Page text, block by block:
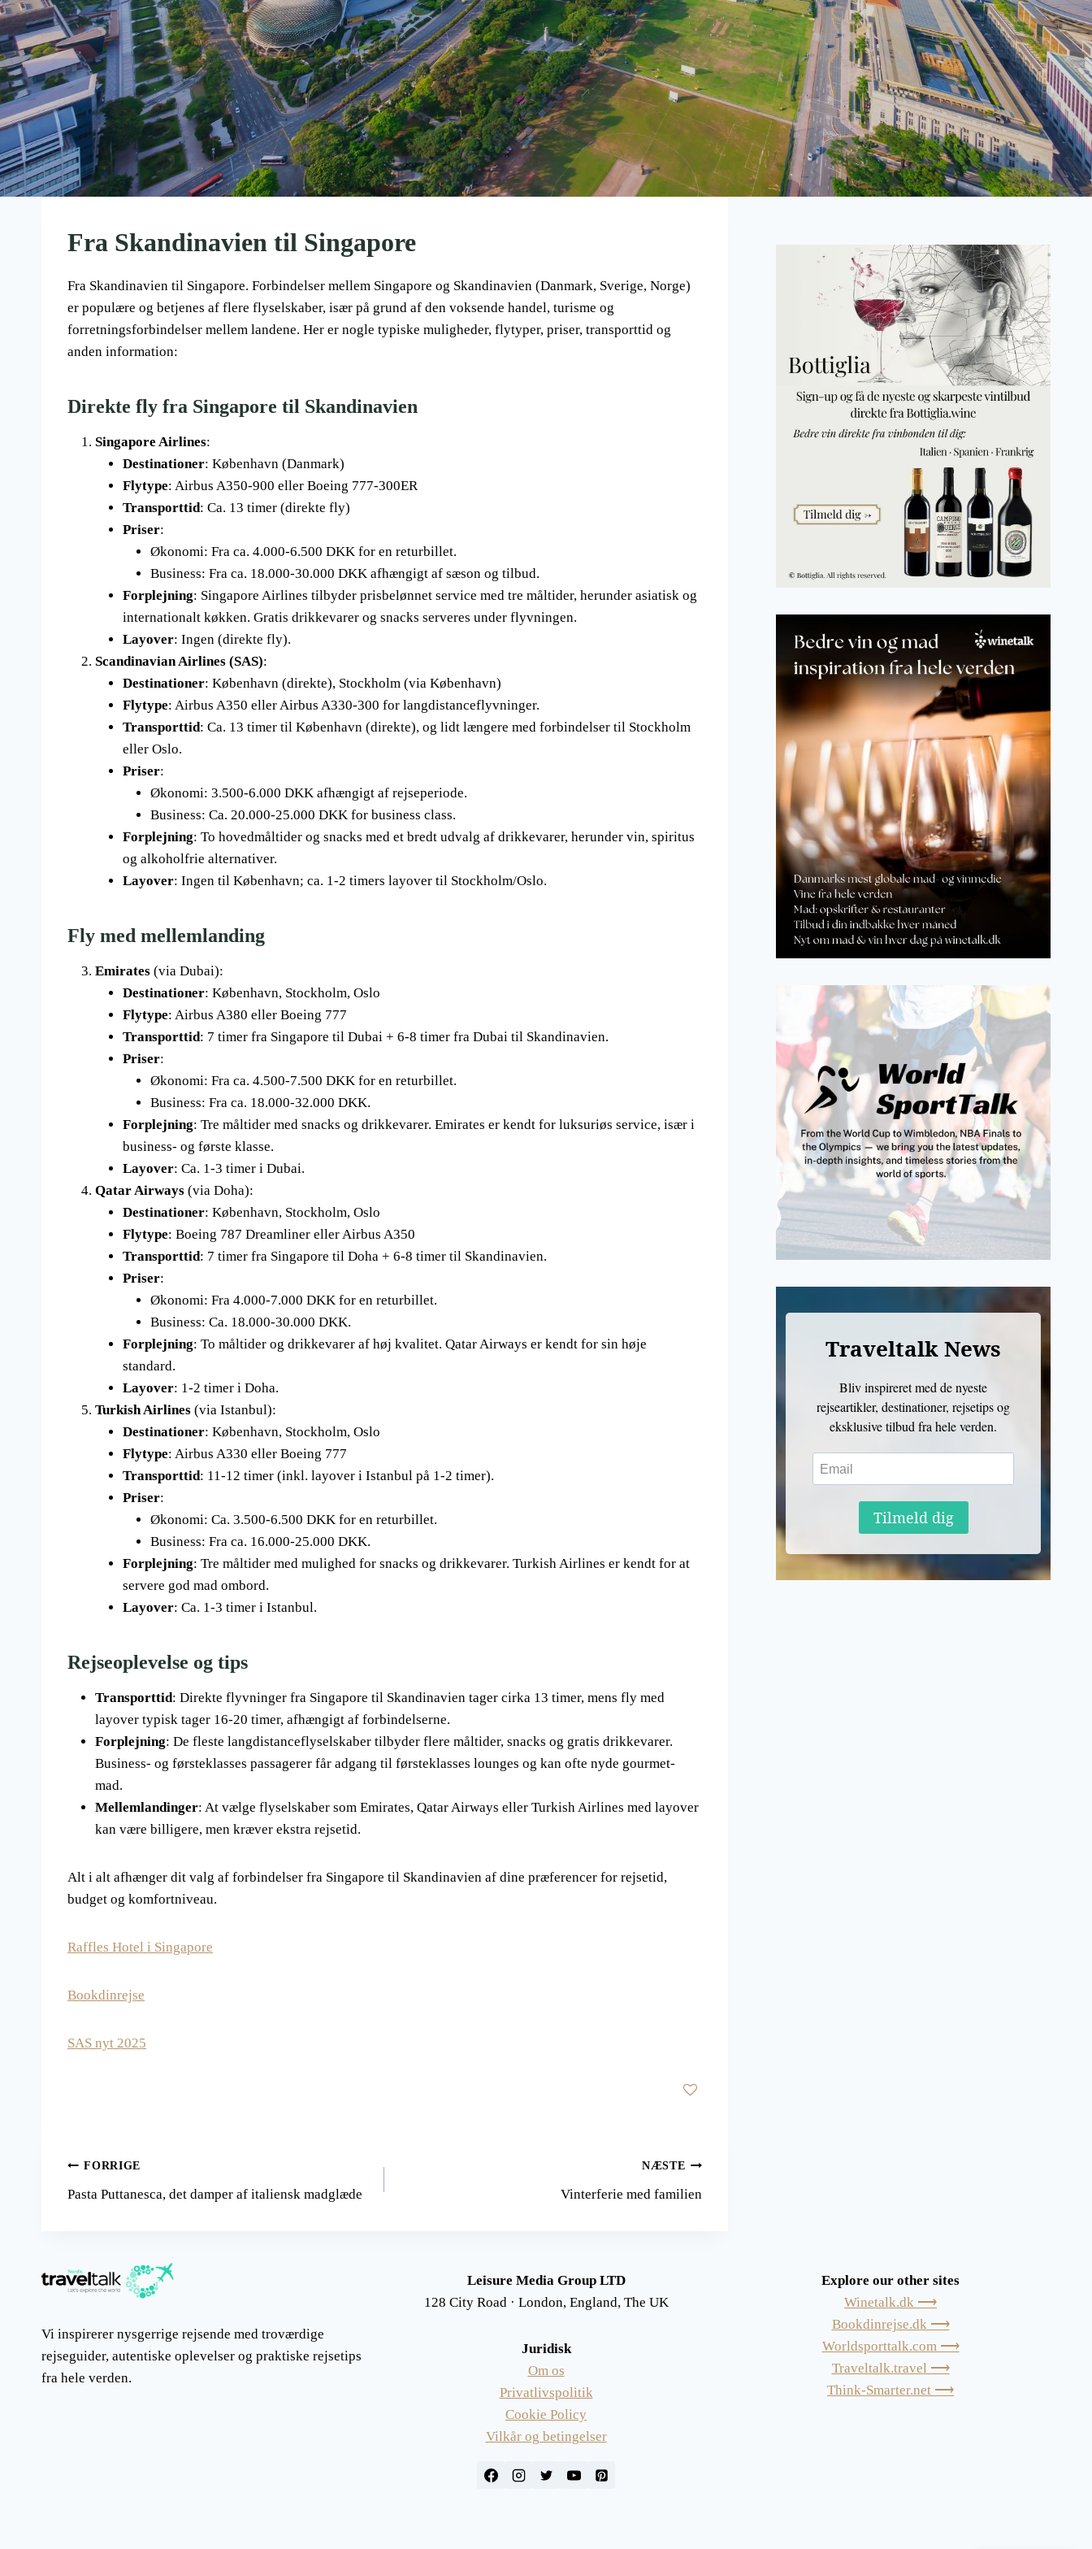
Fra Skandinavien til Singapore
Fra Skandinavien til Singapore. Forbindelser mellem Singapore og Skandinavien (Danmark, Sverige, Norge)
er populære og betjenes af flere flyselskaber, især på grund af den voksende handel, turisme og
forretningsforbindelser mellem landene. Her er nogle typiske muligheder, flytyper, priser, transporttid og
anden information:
Direkte fly fra Singapore til Skandinavien
Singapore Airlines:
Destinationer: København (Danmark)
Flytype: Airbus A350-900 eller Boeing 777-300ER
Transporttid: Ca. 13 timer (direkte fly)
Priser:
Økonomi: Fra ca. 4.000-6.500 DKK for en returbillet.
Business: Fra ca. 18.000-30.000 DKK afhængigt af sæson og tilbud.
Forplejning: Singapore Airlines tilbyder prisbelønnet service med tre måltider, herunder asiatisk og
internationalt køkken. Gratis drikkevarer og snacks serveres under flyvningen.
Layover: Ingen (direkte fly).
Scandinavian Airlines (SAS):
Destinationer: København (direkte), Stockholm (via København)
Flytype: Airbus A350 eller Airbus A330-300 for langdistanceflyvninger.
Transporttid: Ca. 13 timer til København (direkte), og lidt længere med forbindelser til Stockholm
eller Oslo.
Priser:
Økonomi: 3.500-6.000 DKK afhængigt af rejseperiode.
Business: Ca. 20.000-25.000 DKK for business class.
Forplejning: To hovedmåltider og snacks med et bredt udvalg af drikkevarer, herunder vin, spiritus
og alkoholfrie alternativer.
Layover: Ingen til København; ca. 1-2 timers layover til Stockholm/Oslo.
Fly med mellemlanding
Emirates (via Dubai):
Destinationer: København, Stockholm, Oslo
Flytype: Airbus A380 eller Boeing 777
Transporttid: 7 timer fra Singapore til Dubai + 6-8 timer fra Dubai til Skandinavien.
Priser:
Økonomi: Fra ca. 4.500-7.500 DKK for en returbillet.
Business: Fra ca. 18.000-32.000 DKK.
Forplejning: Tre måltider med snacks og drikkevarer. Emirates er kendt for luksuriøs service, især i
business- og første klasse.
Layover: Ca. 1-3 timer i Dubai.
Qatar Airways (via Doha):
Destinationer: København, Stockholm, Oslo
Flytype: Boeing 787 Dreamliner eller Airbus A350
Transporttid: 7 timer fra Singapore til Doha + 6-8 timer til Skandinavien.
Priser:
Økonomi: Fra 4.000-7.000 DKK for en returbillet.
Business: Ca. 18.000-30.000 DKK.
Forplejning: To måltider og drikkevarer af høj kvalitet. Qatar Airways er kendt for sin høje
standard.
Layover: 1-2 timer i Doha.
Turkish Airlines (via Istanbul):
Destinationer: København, Stockholm, Oslo
Flytype: Airbus A330 eller Boeing 777
Transporttid: 11-12 timer (inkl. layover i Istanbul på 1-2 timer).
Priser:
Økonomi: Ca. 3.500-6.500 DKK for en returbillet.
Business: Fra ca. 16.000-25.000 DKK.
Forplejning: Tre måltider med mulighed for snacks og drikkevarer. Turkish Airlines er kendt for at
servere god mad ombord.
Layover: Ca. 1-3 timer i Istanbul.
Rejseoplevelse og tips
Transporttid: Direkte flyvninger fra Singapore til Skandinavien tager cirka 13 timer, mens fly med
layover typisk tager 16-20 timer, afhængigt af forbindelserne.
Forplejning: De fleste langdistanceflyselskaber tilbyder flere måltider, snacks og gratis drikkevarer.
Business- og førsteklasses passagerer får adgang til førsteklasses lounges og kan ofte nyde gourmet-
mad.
Mellemlandinger: At vælge flyselskaber som Emirates, Qatar Airways eller Turkish Airlines med layover
kan være billigere, men kræver ekstra rejsetid.
Alt i alt afhænger dit valg af forbindelser fra Singapore til Skandinavien af dine præferencer for rejsetid,
budget og komfortniveau.
Raffles Hotel i Singapore
Bookdinrejse
SAS nyt 2025
Indlægsnavigation
FORRIGE
Pasta Puttanesca, det damper af italiensk madglæde
NÆSTE
Vinterferie med familien
Traveltalk News
Bliv inspireret med de nyeste
rejseartikler, destinationer, rejsetips og
eksklusive tilbud fra hele verden.
Tilmeld dig
Vi inspirerer nysgerrige rejsende med troværdige
rejseguider, autentiske oplevelser og praktiske rejsetips
fra hele verden.
Leisure Media Group LTD
128 City Road · London, England, The UK
Juridisk
Om os
Privatlivspolitik
Cookie Policy
Vilkår og betingelser
Explore our other sites
Winetalk.dk ⟶
Bookdinrejse.dk ⟶
Worldsporttalk.com ⟶
Traveltalk.travel ⟶
Think-Smarter.net ⟶